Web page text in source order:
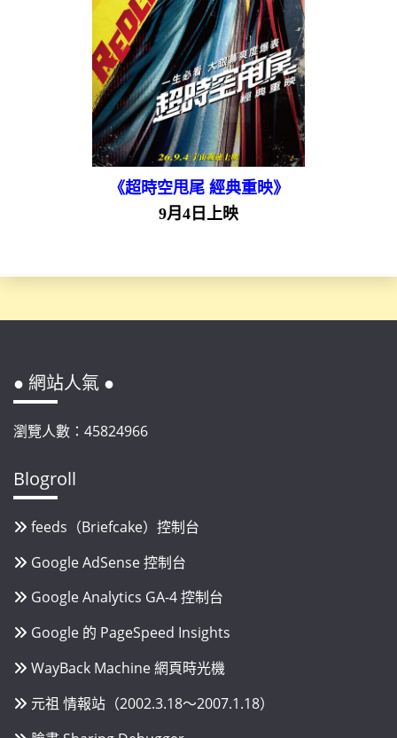
《超時空甩尾 經典重映》
9月4日上映
● 網站人氣 ●
瀏覽人數：45824966
Blogroll
feeds（Briefcake）控制台
Google AdSense 控制台
Google Analytics GA-4 控制台
Google 的 PageSpeed Insights
WayBack Machine 網頁時光機
元祖 情報站（2002.3.18～2007.1.18）